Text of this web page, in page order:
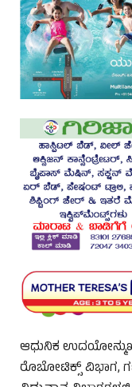
ಆಧುನಿಕ
ರೊಬೋಟಿಕ್ಸ್ ವಿಭಾಗ,